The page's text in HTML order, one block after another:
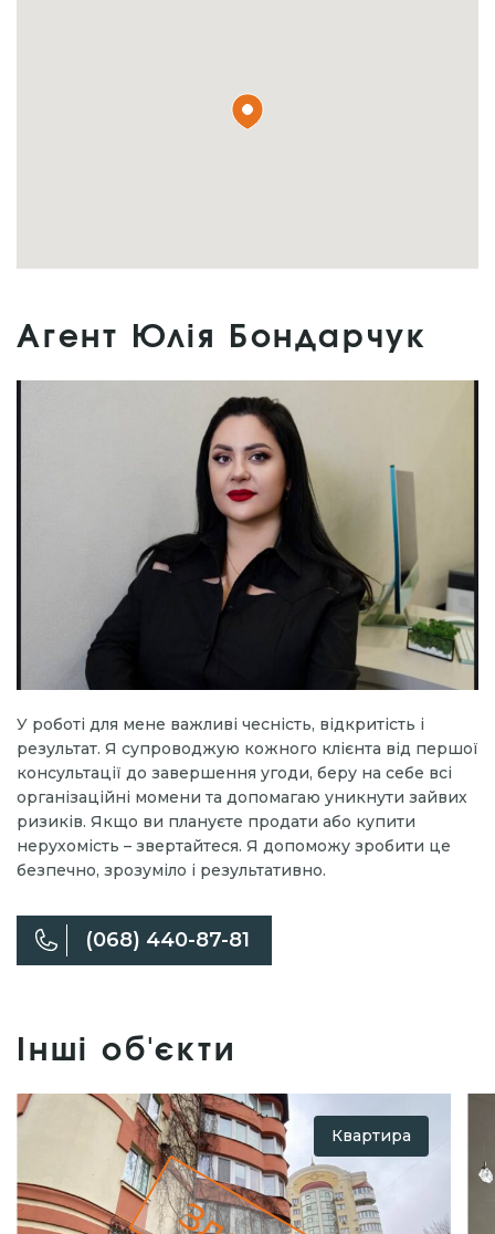
Агент Юлія Бондарчук
У роботі для мене важливі чесність, відкритість і
результат. Я супроводжую кожного клієнта від першої
консультації до завершення угоди, беру на себе всі
організаційні момени та допомагаю уникнути зайвих
ризиків. Якщо ви плануєте продати або купити
нерухомість – звертайтеся. Я допоможу зробити це
безпечно, зрозуміло і результативно.
(068) 440-87-81
Інші об'єкти
Квартира